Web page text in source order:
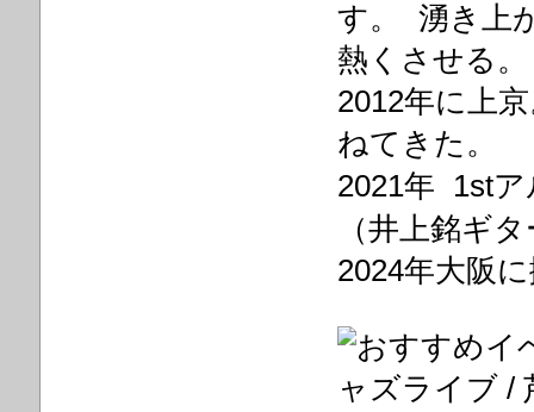
す。 湧き上
熱くさせる。
2012年に上
ねてきた。
2021年 1stア
（井上銘ギ
2024年大阪